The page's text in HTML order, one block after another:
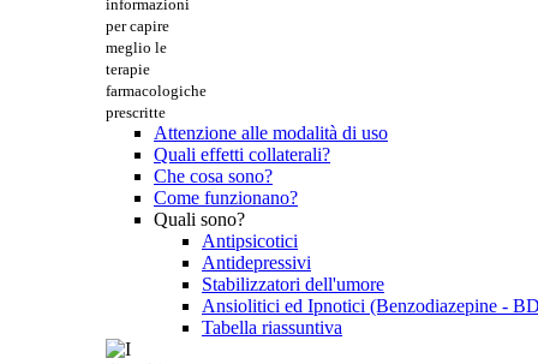
informazioni
per capire
meglio le
terapie
farmacologiche
prescritte
Attenzione alle modalità di uso
Quali effetti collaterali?
Che cosa sono?
Come funzionano?
Quali sono?
Antipsicotici
Antidepressivi
Stabilizzatori dell'umore
Ansiolitici ed Ipnotici (Benzodiazepine -
Tabella riassuntiva